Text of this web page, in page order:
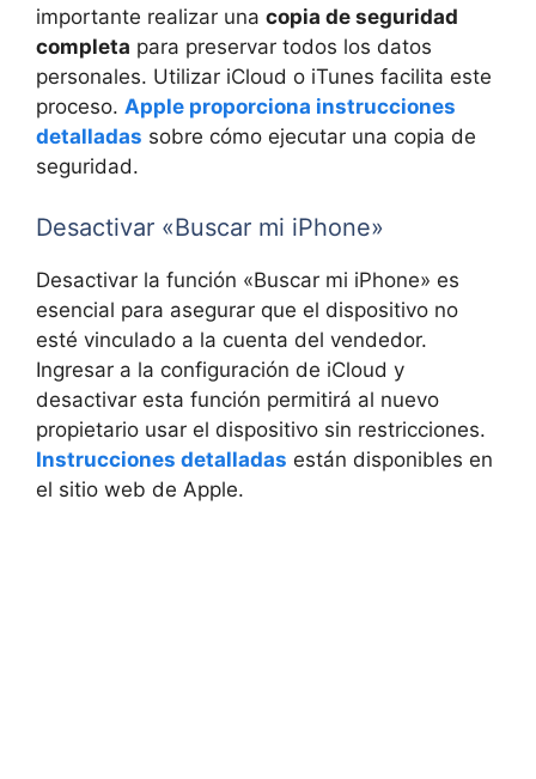
importante realizar una copia de seguridad
completa para preservar todos los datos
personales. Utilizar iCloud o iTunes facilita este
proceso. Apple proporciona instrucciones
detalladas sobre cómo ejecutar una copia de
seguridad.
Desactivar «Buscar mi iPhone»
Desactivar la función «Buscar mi iPhone» es
esencial para asegurar que el dispositivo no
esté vinculado a la cuenta del vendedor.
Ingresar a la configuración de iCloud y
desactivar esta función permitirá al nuevo
propietario usar el dispositivo sin restricciones.
Instrucciones detalladas están disponibles en
el sitio web de Apple.